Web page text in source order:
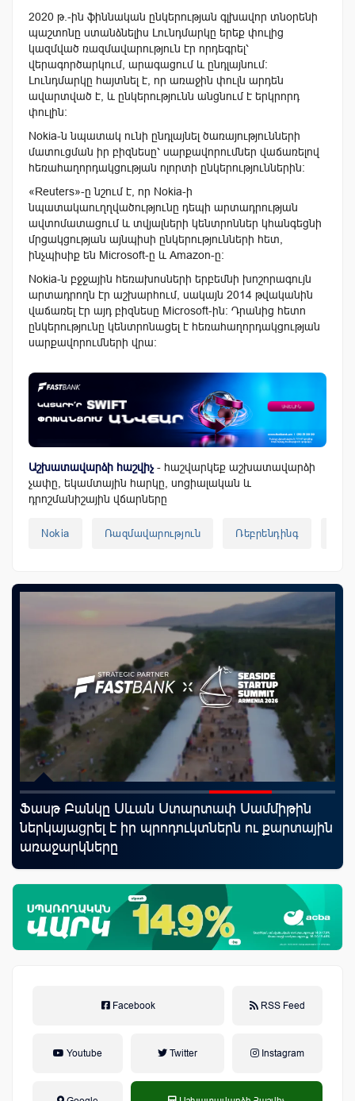
2020 թ.-ին ֆիննական ընկերության գլխավոր տնօրենի
պաշտոնը ստանձնելիս Լունդմարկը երեք փուլից
կազմված ռազմավարություն էր որդեգրել՝
վերագործարկում, արագացում և ընդլայնում:
Լունդմարկը հայտնել է, որ առաջին փուլն արդեն
ավարտված է, և ընկերությունն անցնում է երկրորդ
փուլին:
Nokia-ն նպատակ ունի ընդլայնել ծառայությունների
մատուցման իր բիզնեսը՝ սարքավորումներ վաճառելով
հեռահաղորդակցության ոլորտի ընկերություններին:
«Reuters»-ը նշում է, որ Nokia-ի
նպատակաուղղվածությունը դեպի արտադրության
ավտոմատացում և տվյալների կենտրոններ կհանգեցնի
մրցակցության այնպիսի ընկերությունների հետ,
ինչպիսիք են Microsoft-ը և Amazon-ը:
Nokia-ն բջջային հեռախոսների երբեմնի խոշորագույն
արտադրողն էր աշխարհում, սակայն 2014 թվականին
վաճառել էր այդ բիզնեսը Microsoft-ին: Դրանից հետո
ընկերությունը կենտրոնացել է հեռահաղորդակցության
սարքավորումների վրա։
Աշխատավարձի հաշվիչ - հաշվարկեք աշխատավարձի
չափը, եկամտային հարկը, սոցիալական և
դրոշմանիշային վճարները
Nokia Ռազմավարություն Ռեբրենդինգ
Ֆասթ Բանկը Սևան Ստարտափ Սամմիթին
ներկայացրել է իր պրոդուկտներն ու քարտային
առաջարկները
Facebook RSS Feed
Youtube Twitter Instagram